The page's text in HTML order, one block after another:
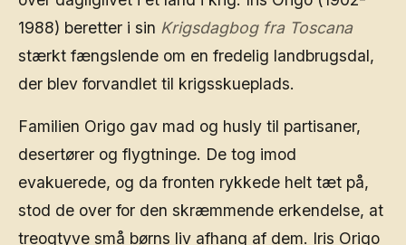
1988) beretter i sin Krigsdagbog fra Toscana
stærkt fængslende om en fredelig landbrugsdal,
der blev forvandlet til krigsskueplads.
Familien Origo gav mad og husly til partisaner,
desertører og flygtninge. De tog imod
evakuerede, og da fronten rykkede helt tæt på,
stod de over for den skræmmende erkendelse, at
treogtyve små børns liv afhang af dem. Iris Origo